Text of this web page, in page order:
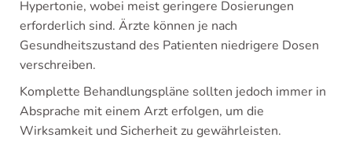
Hypertonie, wobei meist geringere Dosierungen
erforderlich sind. Ärzte können je nach
Gesundheitszustand des Patienten niedrigere Dosen
verschreiben.
Komplette Behandlungspläne sollten jedoch immer in
Absprache mit einem Arzt erfolgen, um die
Wirksamkeit und Sicherheit zu gewährleisten.